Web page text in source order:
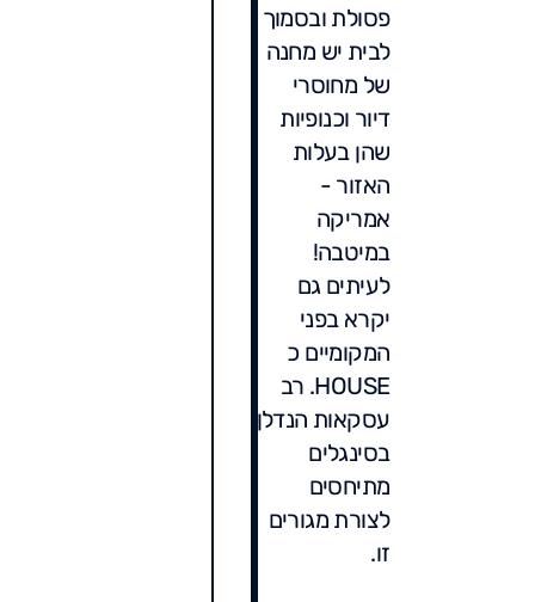
פסולת ובסמוך
לבית יש מחנה
של מחוסרי
דיור וכנופיות
שהן בעלות
האזור -
אמריקה
במיטבה!
לעיתים גם
יקרא בפני
המקומיים כ
HOUSE. רב
עסקאות הנדלן
בסינגלים
מתיחסים
לצורת מגורים
זו.